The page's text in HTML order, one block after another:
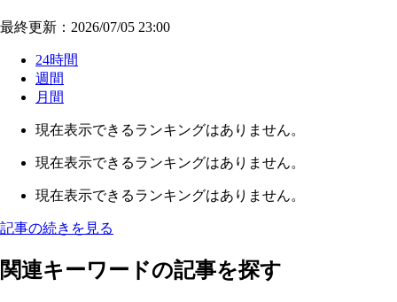
最終更新：2026/07/05 23:00
24時間
週間
月間
現在表示できるランキングはありません。
現在表示できるランキングはありません。
現在表示できるランキングはありません。
記事の続きを見る
関連キーワードの記事を探す